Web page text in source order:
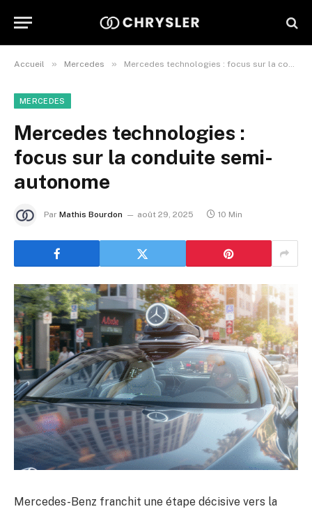
Accueil » Mercedes » Mercedes technologies : focus sur la conduite semi-autonome
MERCEDES
Mercedes technologies :
focus sur la conduite semi-
autonome
Par Mathis Bourdon août 29, 2025 10 Min
Mercedes-Benz franchit une étape décisive vers la